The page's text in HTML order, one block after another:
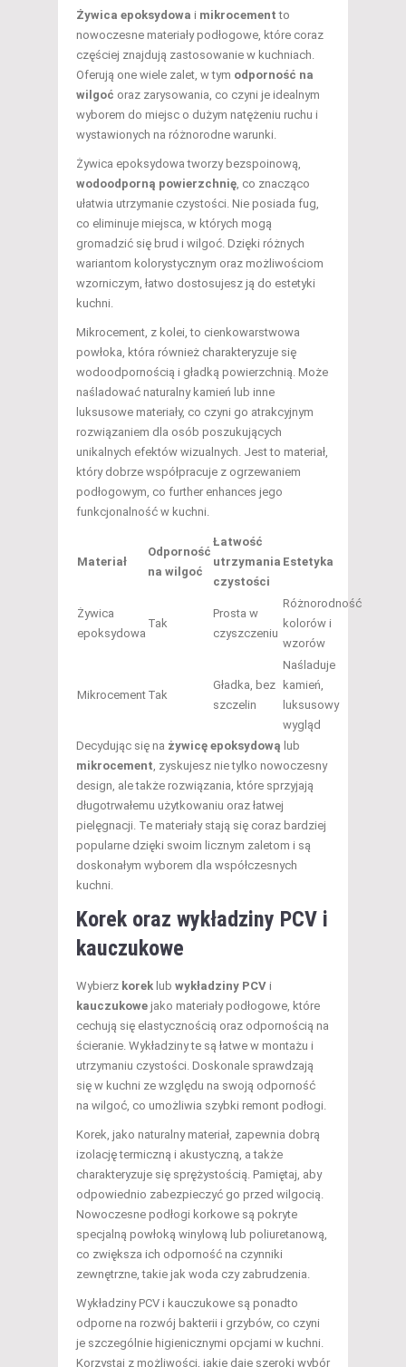
Żywica epoksydowa i mikrocement to
nowoczesne materiały podłogowe, które coraz
częściej znajdują zastosowanie w kuchniach.
Oferują one wiele zalet, w tym odporność na
wilgoć oraz zarysowania, co czyni je idealnym
wyborem do miejsc o dużym natężeniu ruchu i
wystawionych na różnorodne warunki.
Żywica epoksydowa tworzy bezspoinową,
wodoodporną powierzchnię , co znacząco
ułatwia utrzymanie czystości. Nie posiada fug,
co eliminuje miejsca, w których mogą
gromadzić się brud i wilgoć. Dzięki różnych
wariantom kolorystycznym oraz możliwościom
wzorniczym, łatwo dostosujesz ją do estetyki
kuchni.
Mikrocement, z kolei, to cienkowarstwowa
powłoka, która również charakteryzuje się
wodoodpornością i gładką powierzchnią. Może
naśladować naturalny kamień lub inne
luksusowe materiały, co czyni go atrakcyjnym
rozwiązaniem dla osób poszukujących
unikalnych efektów wizualnych. Jest to materiał,
który dobrze współpracuje z ogrzewaniem
podłogowym, co further enhances jego
funkcjonalność w kuchni.
Materiał
Odporność
na wilgoć
Łatwość
utrzymania
czystości
Estetyka
Żywica
epoksydowa
Tak
Prosta w
czyszczeniu
Różnorodność
kolorów i
wzorów
Mikrocement Tak
Gładka, bez
szczelin
Naśladuje
kamień,
luksusowy
wygląd
Decydując się na żywicę epoksydową lub
mikrocement , zyskujesz nie tylko nowoczesny
design, ale także rozwiązania, które sprzyjają
długotrwałemu użytkowaniu oraz łatwej
pielęgnacji. Te materiały stają się coraz bardziej
popularne dzięki swoim licznym zaletom i są
doskonałym wyborem dla współczesnych
kuchni.
Korek oraz wykładziny PCV i
kauczukowe
Wybierz korek lub wykładziny PCV i
kauczukowe jako materiały podłogowe, które
cechują się elastycznością oraz odpornością na
ścieranie. Wykładziny te są łatwe w montażu i
utrzymaniu czystości. Doskonale sprawdzają
się w kuchni ze względu na swoją odporność
na wilgoć, co umożliwia szybki remont podłogi.
Korek, jako naturalny materiał, zapewnia dobrą
izolację termiczną i akustyczną, a także
charakteryzuje się sprężystością. Pamiętaj, aby
odpowiednio zabezpieczyć go przed wilgocią.
Nowoczesne podłogi korkowe są pokryte
specjalną powłoką winylową lub poliuretanową,
co zwiększa ich odporność na czynniki
zewnętrzne, takie jak woda czy zabrudzenia.
Wykładziny PCV i kauczukowe są ponadto
odporne na rozwój bakterii i grzybów, co czyni
je szczególnie higienicznymi opcjami w kuchni.
Korzystaj z możliwości, jakie daje szeroki wybór